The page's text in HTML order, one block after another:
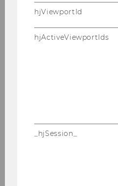
2016),
HAIDEN
hjViewportId
hjActiveViewportIds
_hjSession_